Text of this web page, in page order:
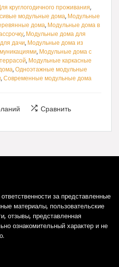
круглогодичного проживания,
модульные дома, Модульные
дома, Модульные дома в
, Модульные дома для
дачи, Модульные дома из
, Модульные дома с
, Модульные каркасные
,Одноэтажные модульные
,Современные модульные дома
Сравнить
за представленные
материалы, пользовательские
отзывы, представленная
ознакомительный характер и не